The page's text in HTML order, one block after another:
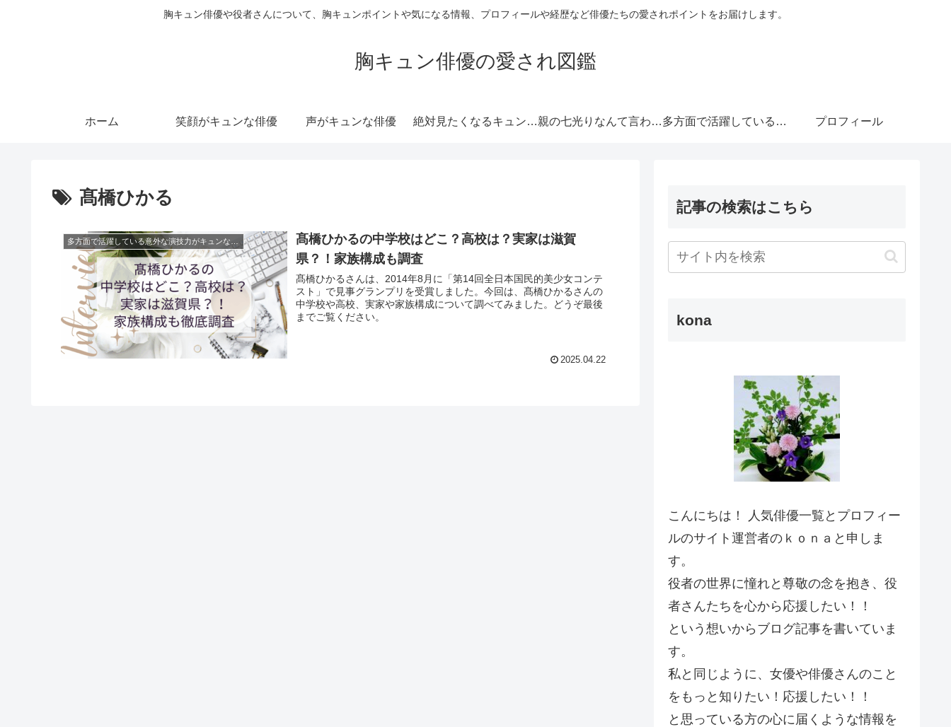
胸キュン俳優や役者さんについて、胸キュンポイントや気になる情報、プロフィールや経歴など俳優たちの愛されポイントをお届けします。
胸キュン俳優の愛され図鑑
ホーム 笑顔がキュンな俳優 声がキュンな俳優 絶対見たくなるキュンな親の七光りなんて言わせ多方面で活躍している意
優
プロフィール
髙橋ひかる
髙橋ひかるの中学校はどこ？高校は？実家は滋賀
県？！家族構成も調査
髙橋ひかるさんは、2014年8月に「第14回全日本国民的美少女コンテ
スト」で見事グランプリを受賞しました。今回は、髙橋ひかるさんの
中学校や高校、実家や家族構成について調べてみました。どうぞ最後
までご覧ください。
2025.04.22
記事の検索はこちら
kona
こんにちは！ 人気俳優一覧とプロフィー
ルのサイト運営者のｋｏｎａと申しま
す。
役者の世界に憧れと尊敬の念を抱き、役
者さんたちを心から応援したい！！
という想いからブログ記事を書いていま
す。
私と同じように、女優や俳優さんのこと
をもっと知りたい！応援したい！！
と思っている方の心に届くような情報を